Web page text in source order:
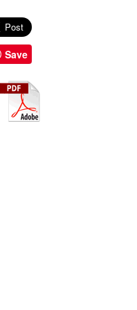
Save